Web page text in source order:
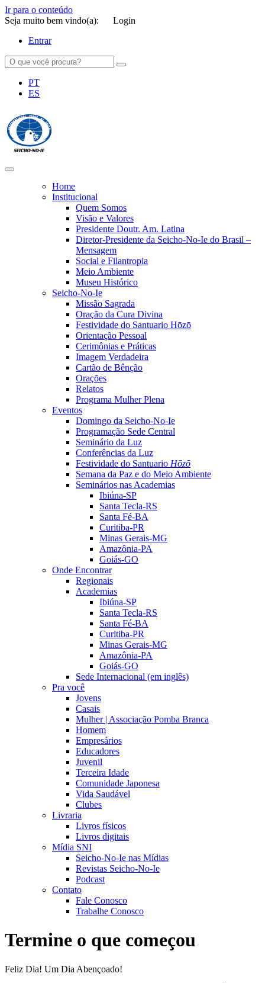
Ir para o conteúdo
Seja muito bem vindo(a):
Login
Entrar
PT
ES
Home
Institucional
Quem Somos
Visão e Valores
Presidente Doutr. Am. Latina
Diretor-Presidente da Seicho-No-Ie do Brasil –
Mensagem
Social e Filantropia
Meio Ambiente
Museu Histórico
Seicho-No-Ie
Missão Sagrada
Oração da Cura Divina
Festividade do Santuario Hōzō
Orientação Pessoal
Cerimônias e Práticas
Imagem Verdadeira
Cartão de Bênção
Orações
Relatos
Programa Mulher Plena
Eventos
Domingo da Seicho-No-Ie
Programação Sede Central
Seminário da Luz
Conferências da Luz
Festividade do Santuario Hōzō
Semana da Paz e do Meio Ambiente
Seminários nas Academias
Ibiúna-SP
Santa Tecla-RS
Santa Fé-BA
Curitiba-PR
Minas Gerais-MG
Amazônia-PA
Goiás-GO
Onde Encontrar
Regionais
Academias
Ibiúna-SP
Santa Tecla-RS
Santa Fé-BA
Curitiba-PR
Minas Gerais-MG
Amazônia-PA
Goiás-GO
Sede Internacional (em inglês)
Pra você
Jovens
Casais
Mulher | Associação Pomba Branca
Homem
Empresários
Educadores
Juvenil
Terceira Idade
Comunidade Japonesa
Vida Saudável
Clubes
Livraria
Livros físicos
Livros digitais
Mídia SNI
Seicho-No-Ie nas Mídias
Revistas Seicho-No-Ie
Podcast
Contato
Fale Conosco
Trabalhe Conosco
Termine o que começou
Feliz Dia! Um Dia Abençoado!